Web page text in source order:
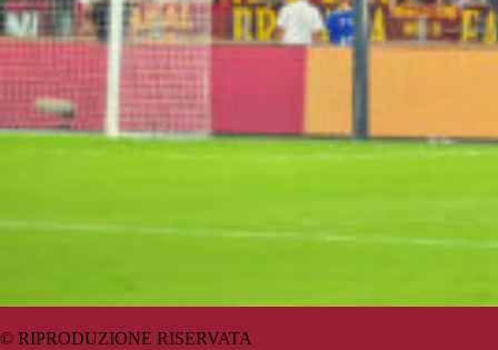
© RIPRODUZIONE RISERVATA